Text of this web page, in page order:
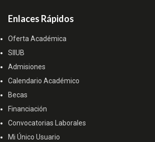
Enlaces Rápidos
Oferta Académica
SIIUB
Admisiones
Calendario Académico
Becas
Financiación
Convocatorias Laborales
Mi Único Usuario